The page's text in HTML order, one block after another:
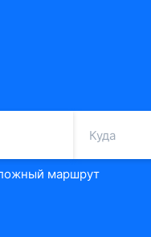
маршрут